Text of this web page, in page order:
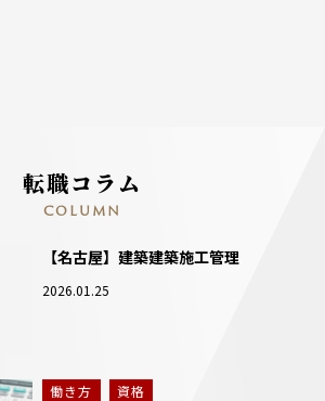
転職コラム
COLUMN
【名古屋】建築建築施工管理
2026.01.25
働き方 資格